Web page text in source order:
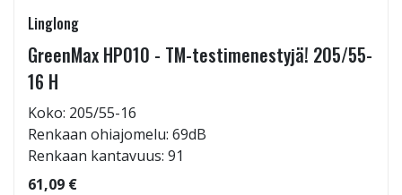
Linglong
GreenMax HP010 - TM-testimenestyjä! 205/55-
16 H
Koko: 205/55-16
Renkaan ohiajomelu: 69dB
Renkaan kantavuus: 91
61,09 €